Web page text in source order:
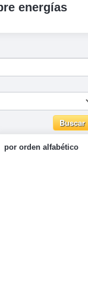
energías
por orden alfabético